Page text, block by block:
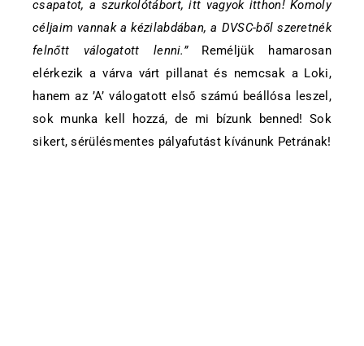
csapatot, a szurkolótábort, itt vagyok itthon! Komoly
céljaim vannak a kézilabdában, a DVSC-ből szeretnék
felnőtt válogatott lenni.” Reméljük hamarosan
elérkezik a várva várt pillanat és nemcsak a Loki,
hanem az ’A’ válogatott első számú beállósa leszel,
sok munka kell hozzá, de mi bízunk benned! Sok
sikert, sérülésmentes pályafutást kívánunk Petrának!